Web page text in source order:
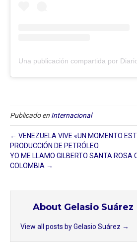
Publicado en Internacional
← VENEZUELA VIVE «UN MOMENTO
PRODUCCIÓN DE PETRÓLEO
YO ME LLAMO GILBERTO SANTA ROSA
COLOMBIA →
About Gelasio Suárez
View all posts by Gelasio Suárez →